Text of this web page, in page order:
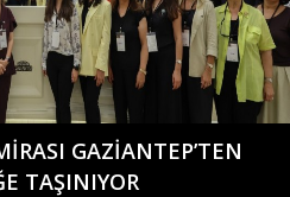
GAZİANTEP’TEN
TAŞINIYOR
FOTO GALERİ
VİDEO GALERİ
KÜNYE
İLETİŞİM